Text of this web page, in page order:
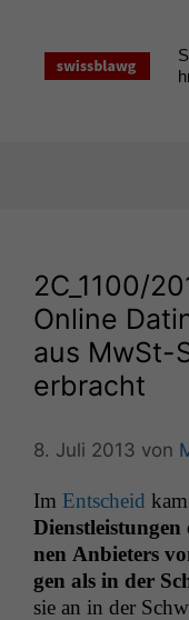
springen
2C_1100/
Online
aus MwSt-
erbracht
8. Juli 2013 von
Im Entscheid
Dien­stleis­tun­gen
nen Anbi­eters
gen als in der
sie an in der